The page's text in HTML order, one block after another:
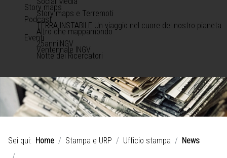
Story maps
Story maps e Terremoti
Podcast
TERRA INSTABILE Un viaggio nel cuore del nostro pianeta
Altro che mappamondo
Eventi
25anniINGV
Ventennale INGV
Notte dei Ricercatori
Sei qui: Home Stampa e URP Ufficio stampa News